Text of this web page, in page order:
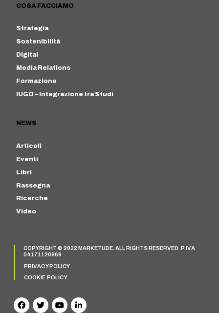
COSA FACCIAMO
Strategia
Sostenibilità
Digital
Media Relations
Formazione
IUGO – Integrazione tra Studi
NEWS
Articoli
Eventi
Libri
Rassegna
Ricerche
Video
COPYRIGHT © 2022 MARKETUDE. ALL RIGHTS RESERVED. P.IVA
04171120969
PRIVACY POLICY
COOKIE POLICY